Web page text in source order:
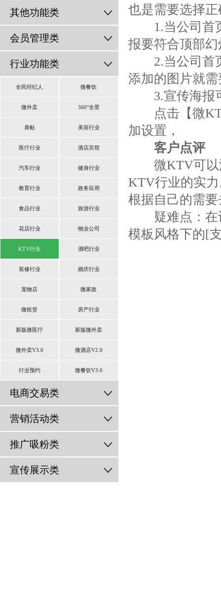
其他功能类
会员管理类
行业功能类
全民经纪人 微餐饮
微外卖 360°全景
喜帖 美容行业
医疗行业 酒店宾馆
汽车行业 健身行业
教育行业 政务应用
食品行业 旅游行业
花店行业 物业公司
KTV行业 酒吧行业
装修行业 婚庆行业
宠物店 微家政
微租赁 房产行业
新版微医疗 新版微外卖
微外卖V3.0 微酒店V2.0
行业预约 微餐饮V3.0
电商交易类
营销活动类
推广吸粉类
宣传展示类
也是需要选择
1.当公司首页
报要符合顶部
2.当公司首页
添加的图片就
3.宣传海报可
点击【微KTV
加设置，
客户点评
微KTV可以
KTV行业的实
根据自己的需
疑难点：在
模板风格下的[